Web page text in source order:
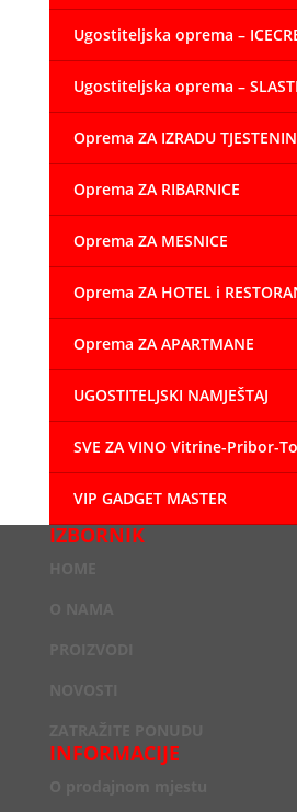
Ugostiteljska oprema –
Ugostiteljska oprema –
Oprema ZA IZRADU
Oprema ZA RIBARNICE
Oprema ZA MESNICE
Oprema ZA HOTEL i
Oprema ZA APARTMANE
UGOSTITELJSKI NAMJEŠTAJ
SVE ZA VINO Vitrine-Pribor-
VIP GADGET MASTER
IZBORNIK
INFORMACIJE